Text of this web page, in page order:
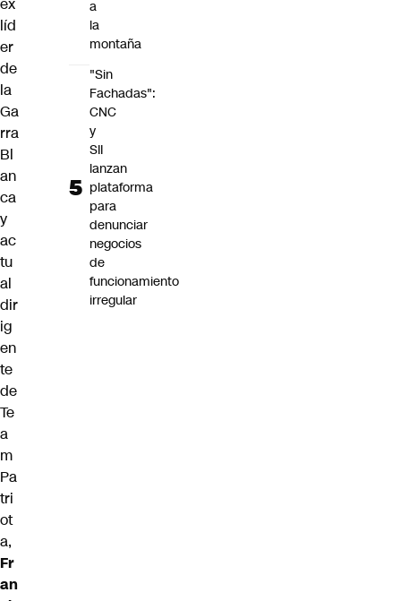
líd
er
de
la
Ga
rra
Bl
an
ca
y
ac
tu
al
dir
ig
en
te
de
Te
a
m
Pa
tri
ot
a,
Fr
an
a
la
montaña
"Sin
Fachadas":
CNC
y
SII
lanzan
plataforma
para
denunciar
negocios
de
funcionamiento
irregular